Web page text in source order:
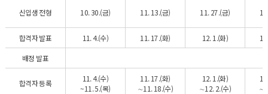
신입생 전형 10. 30.(금) 11. 13.(금) 11. 27.(금)
합격자 발표 11. 4.(수) 11. 17.(화) 12. 1.(화)
배정 발표
합격자 등록
11. 4.(수)
~11. 5.(목)
11. 17.(화)
∼11. 18.(수)
12. 1.(화)
∼12. 2.(수)